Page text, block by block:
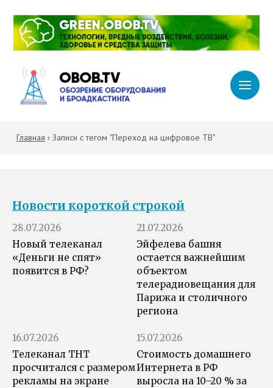
Главная › Записи с тегом "Переход на цифровое ТВ"
Новости короткой строкой
28.07.2026
Новый телеканал
«Деньги не спят»
появится в РФ?
21.07.2026
Эйфелева башня
остается важнейшим
объектом
телерадиовещания для
Парижа и столичного
региона
16.07.2026
Телеканал ТНТ
просчитался с размером
рекламы на экране
15.07.2026
Стоимость домашнего
Интернета в РФ
выросла на 10–20 % за